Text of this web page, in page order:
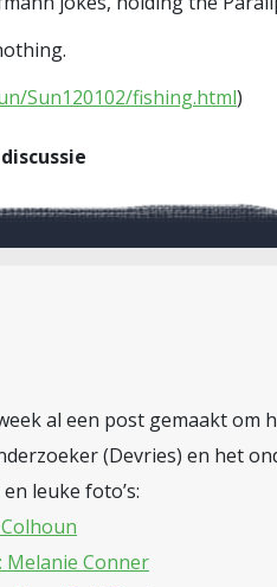
Sun120102/fishing.html)
al een post gemaakt
(Devries) en het
leuke foto’s:
Melanie Conner